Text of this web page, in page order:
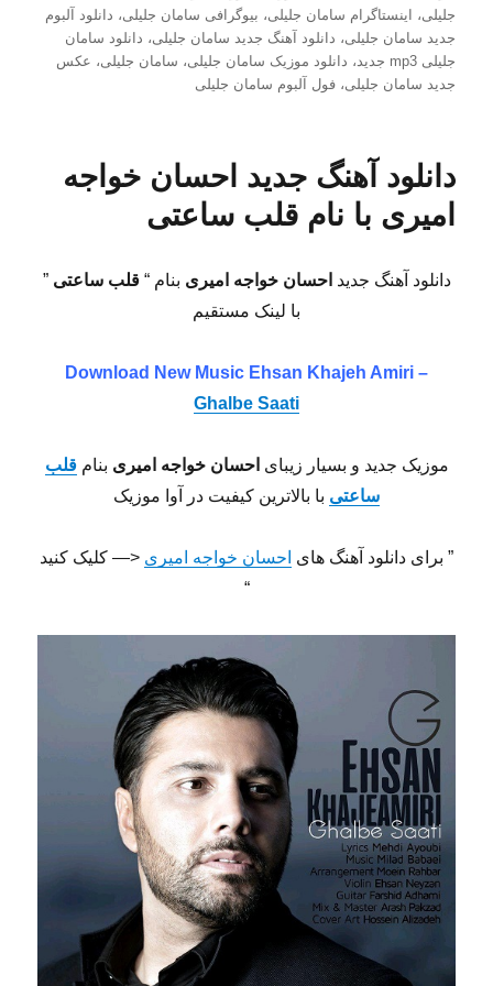
شده
در
جلیلی، اینستاگرام سامان جلیلی، بیوگرافی سامان جلیلی، دانلود آلبوم
جدید سامان جلیلی، دانلود آهنگ جدید سامان جلیلی، دانلود سامان
جلیلی mp3 جدید
، دانلود موزیک سامان جلیلی، سامان جلیلی، عکس
جدید سامان جلیلی،فول آلبوم سامان جلیلی
دانلود آهنگ جدید احسان خواجه
امیری با نام قلب ساعتی
دانلود آهنگ جدید احسان خواجه امیری بنام “ قلب ساعتی”
با لینک مستقیم
Download New Music Ehsan Khajeh Amiri –
Ghalbe Saati
موزیک جدید و بسیار زیبای احسان خواجه امیری بنامقلب
ساعتی با بالاترین کیفیت در آوا موزیک
” برای دانلود آهنگ های احسان خواجه امیری <— کلیک کنید
“